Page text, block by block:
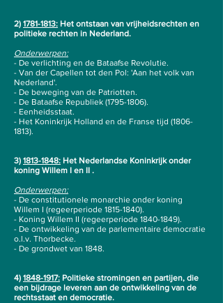
2) 1781-1813: Het ontstaan van vrijheidsrechten en
politieke rechten in Nederland.
Onderwerpen:
- De verlichting en de Bataafse Revolutie.
- Van der Capellen tot den Pol: 'Aan het volk van
Nederland'.
- De beweging van de Patriotten.
- De Bataafse Republiek (1795-1806).
- Eenheidsstaat.
- Het Koninkrijk Holland en de Franse tijd (1806-
1813).
3) 1813-1848: Het Nederlandse Koninkrijk onder
koning Willem I en II .
Onderwerpen:
- De constitutionele monarchie onder koning
Willem I (regeerperiode 1815-1840).
- Koning Willem II (regeerperiode 1840-1849).
- De ontwikkeling van de parlementaire democratie
o.l.v. Thorbecke.
- De grondwet van 1848.
4) 1848-1917: Politieke stromingen en partijen, die
een bijdrage leveren aan de ontwikkeling van de
rechtsstaat en democratie.